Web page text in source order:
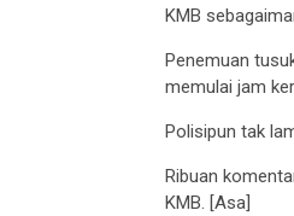
KMB
Penemuan
memulai jam
Polisipun tak
Ribuan
KMB. [Asa]